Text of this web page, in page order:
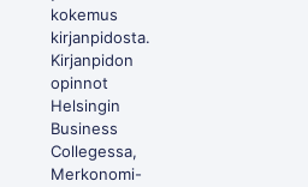
kokemus
kirjanpidosta.
Kirjanpidon
opinnot
Helsingin
Business
Collegessa,
Merkonomi-